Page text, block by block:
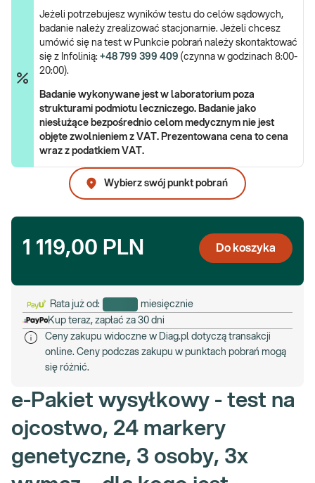
Jeżeli potrzebujesz wyników testu do celów sądowych,
badanie należy zrealizować stacjonarnie. Jeżeli chcesz
umówić się na test w Punkcie pobrań należy skontaktować
się z Infolinią: +48 799 399 409 (czynna w godzinach 8:00-
20:00).
Badanie wykonywane jest w laboratorium poza
strukturami podmiotu leczniczego. Badanie jako
niesłużące bezpośrednio celom medycznym nie jest
objęte zwolnieniem z VAT. Prezentowana cena to cena
wraz z podatkiem VAT.
Wybierz swój punkt pobrań
1 119,00 PLN Do koszyka
Rata już od:
miesięcznie
Kup teraz, zapłać za 30 dni
Ceny zakupu widoczne w Diag.pl dotyczą transakcji
online. Ceny podczas zakupu w punktach pobrań mogą
się różnić.
e-Pakiet wysyłkowy - test na
ojcostwo, 24 markery
genetyczne, 3 osoby, 3x